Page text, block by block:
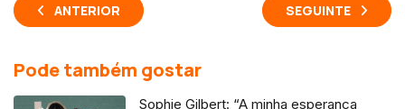
ANTERIOR SEGUINTE
Pode também gostar
Sophie Gilbert: “A minha esperança